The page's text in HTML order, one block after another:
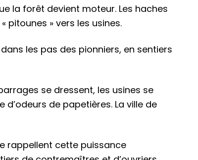
la forêt devient moteur. Les haches
pitounes » vers les usines.
les pas des pionniers, en sentiers
se dressent, les usines se
d’odeurs de papetières. La ville de
rappellent cette puissance